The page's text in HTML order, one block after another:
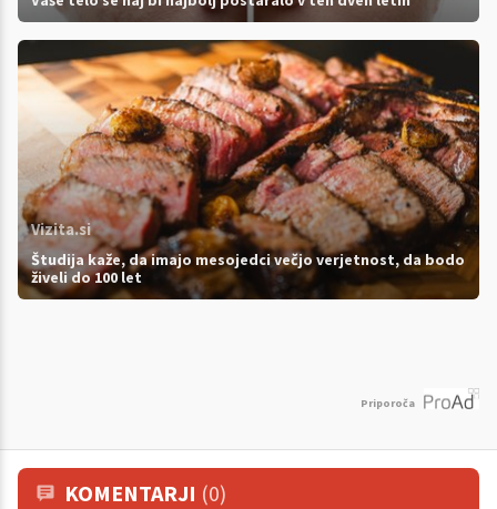
Vizita.si
Študija kaže, da imajo mesojedci večjo verjetnost, da bodo
živeli do 100 let
Priporoča
KOMENTARJI (0)